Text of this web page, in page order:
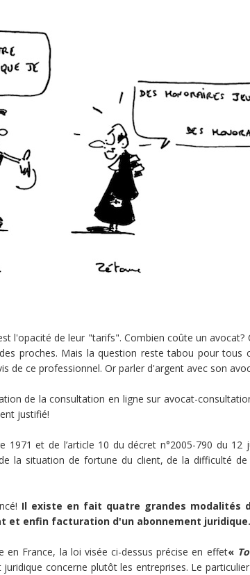
l'opacité de leur "tarifs". Combien coûte un
proches. Mais la question reste tabou pour tous
de ce professionnel. Or parler d'argent avec son
de la consultation en ligne sur avocat-
justifié!
1971 et de l’article 10 du décret n°2005-790 du
la situation de fortune du client, de la difficulté
Il existe en fait quatre grandes modalités
enfin facturation d'un abonnement juridique.
France, la loi visée ci-dessus précise en effet«
juridique concerne plutôt les entreprises. Le